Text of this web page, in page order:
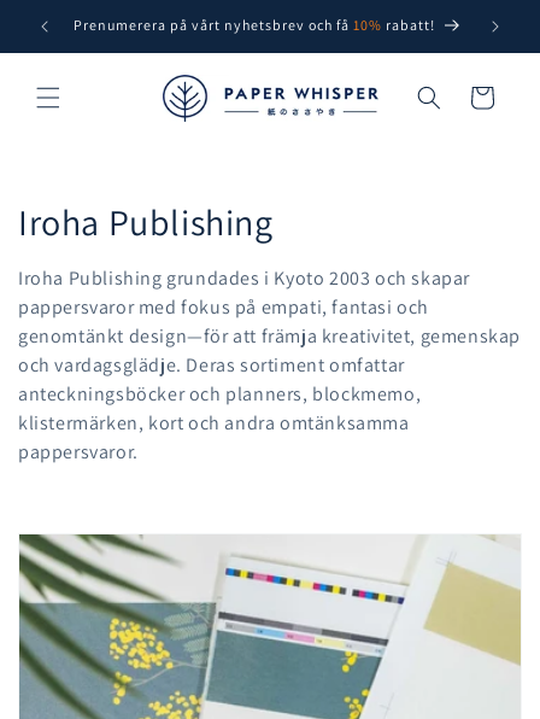
vidare
till
innehåll
Prenumerera på vårt nyhetsbrev och få 10% rabatt! Free
Varukorg
P
r
o
d
u
k
s
e
r
Iroha Publishing
Iroha Publishing grundades i Kyoto 2003 och skapar
pappersvaror med fokus på empati, fantasi och
genomtänkt design—för att främja kreativitet, gemenskap
och vardagsglädje. Deras sortiment omfattar
anteckningsböcker och planners, blockmemo,
klistermärken, kort och andra omtänksamma
pappersvaror.